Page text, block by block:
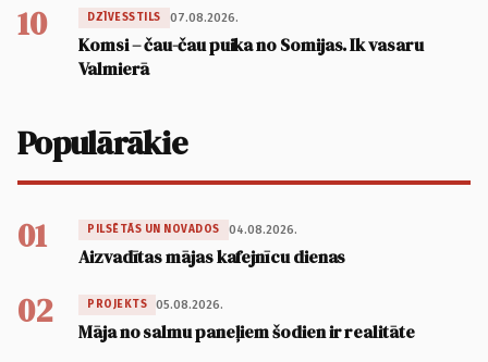
10 DZĪVESSTILS 07.08.2026.
Komsi – čau-čau puika no Somijas. Ik vasaru
Valmierā
Populārākie
01 PILSĒTĀS UN NOVADOS 04.08.2026.
Aizvadītas mājas kafejnīcu dienas
02 PROJEKTS 05.08.2026.
Māja no salmu paneļiem šodien ir realitāte